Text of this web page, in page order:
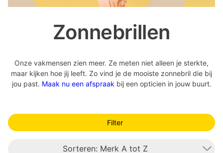
Zonnebrillen
Onze vakmensen zien meer. Ze meten niet alleen je sterkte,
maar kijken hoe jij leeft. Zo vind je de mooiste zonnebril die bij
jou past. Maak nu een afspraak bij een opticien in jouw buurt.
Filter
Sorteren: Merk A tot Z